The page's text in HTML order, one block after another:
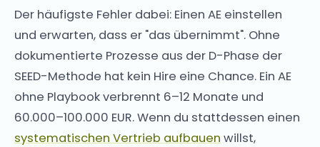
Der häufigste Fehler dabei: Einen AE einstellen
und erwarten, dass er "das übernimmt". Ohne
dokumentierte Prozesse aus der D-Phase der
SEED-Methode hat kein Hire eine Chance. Ein AE
ohne Playbook verbrennt 6–12 Monate und
60.000–100.000 EUR. Wenn du stattdessen einen
systematischen Vertrieb aufbauen willst,